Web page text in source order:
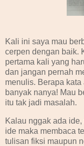
Kali ini saya mau
cerpen dengan baik.
pertama kali yang
dan jangan pernah
menulis. Berapa
banyak nanya! Mau
itu tak jadi masalah.
Kalau nggak ada
ide maka membaca
tulisan fiksi maupun